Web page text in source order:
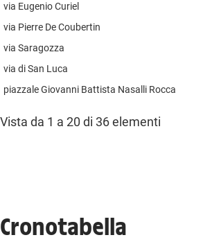
via Eugenio Curiel
via Pierre De Coubertin
via Saragozza
via di San Luca
piazzale Giovanni Battista Nasalli Rocca
Vista da 1 a 20 di 36 elementi
Cronotabella